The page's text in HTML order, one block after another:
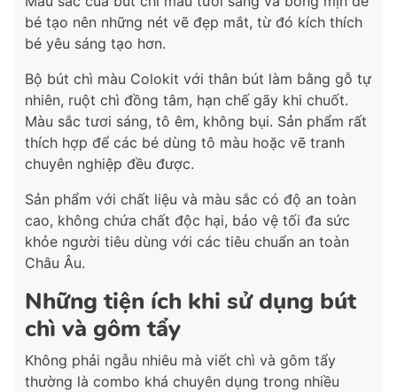
bé tạo nên những nét vẽ đẹp mắt, từ đó kích thích
bé yêu sáng tạo hơn.
Bộ bút chì màu Colokit với thân bút làm bằng gỗ tự
nhiên, ruột chì đồng tâm, hạn chế gãy khi chuốt.
Màu sắc tươi sáng, tô êm, không bụi. Sản phẩm rất
thích hợp để các bé dùng tô màu hoặc vẽ tranh
chuyên nghiệp đều được.
Sản phẩm với chất liệu và màu sắc có độ an toàn
cao, không chứa chất độc hại, bảo vệ tối đa sức
khỏe người tiêu dùng với các tiêu chuẩn an toàn
Châu Âu.
Những tiện ích khi sử dụng bút
chì và gôm tẩy
Không phải ngẫu nhiêu mà viết chì và gôm tẩy
thường là combo khá chuyên dụng trong nhiều